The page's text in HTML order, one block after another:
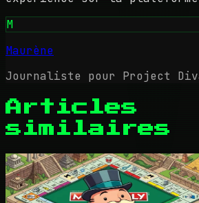
M
Maurène
Journaliste pour Project
Articles
similaires